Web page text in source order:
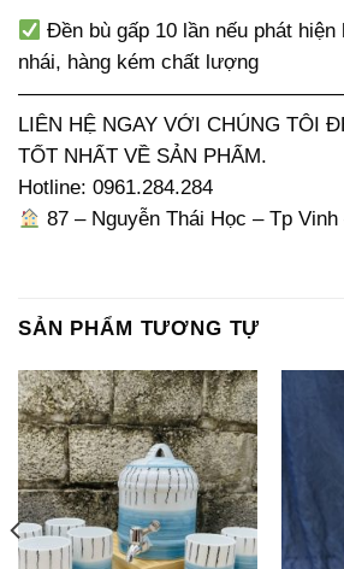
Đền bù gấp 10 lần nếu phát hiện
nhái, hàng kém chất lượng
LIÊN HỆ NGAY VỚI CHÚNG TÔI
TỐT NHẤT VỀ SẢN PHẨM.
Hotline: 0961.284.284
87 – Nguyễn Thái Học – Tp Vinh
SẢN PHẨM TƯƠNG TỰ